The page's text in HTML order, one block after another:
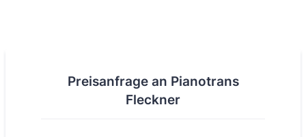
Preisanfrage an Pianotrans
Fleckner